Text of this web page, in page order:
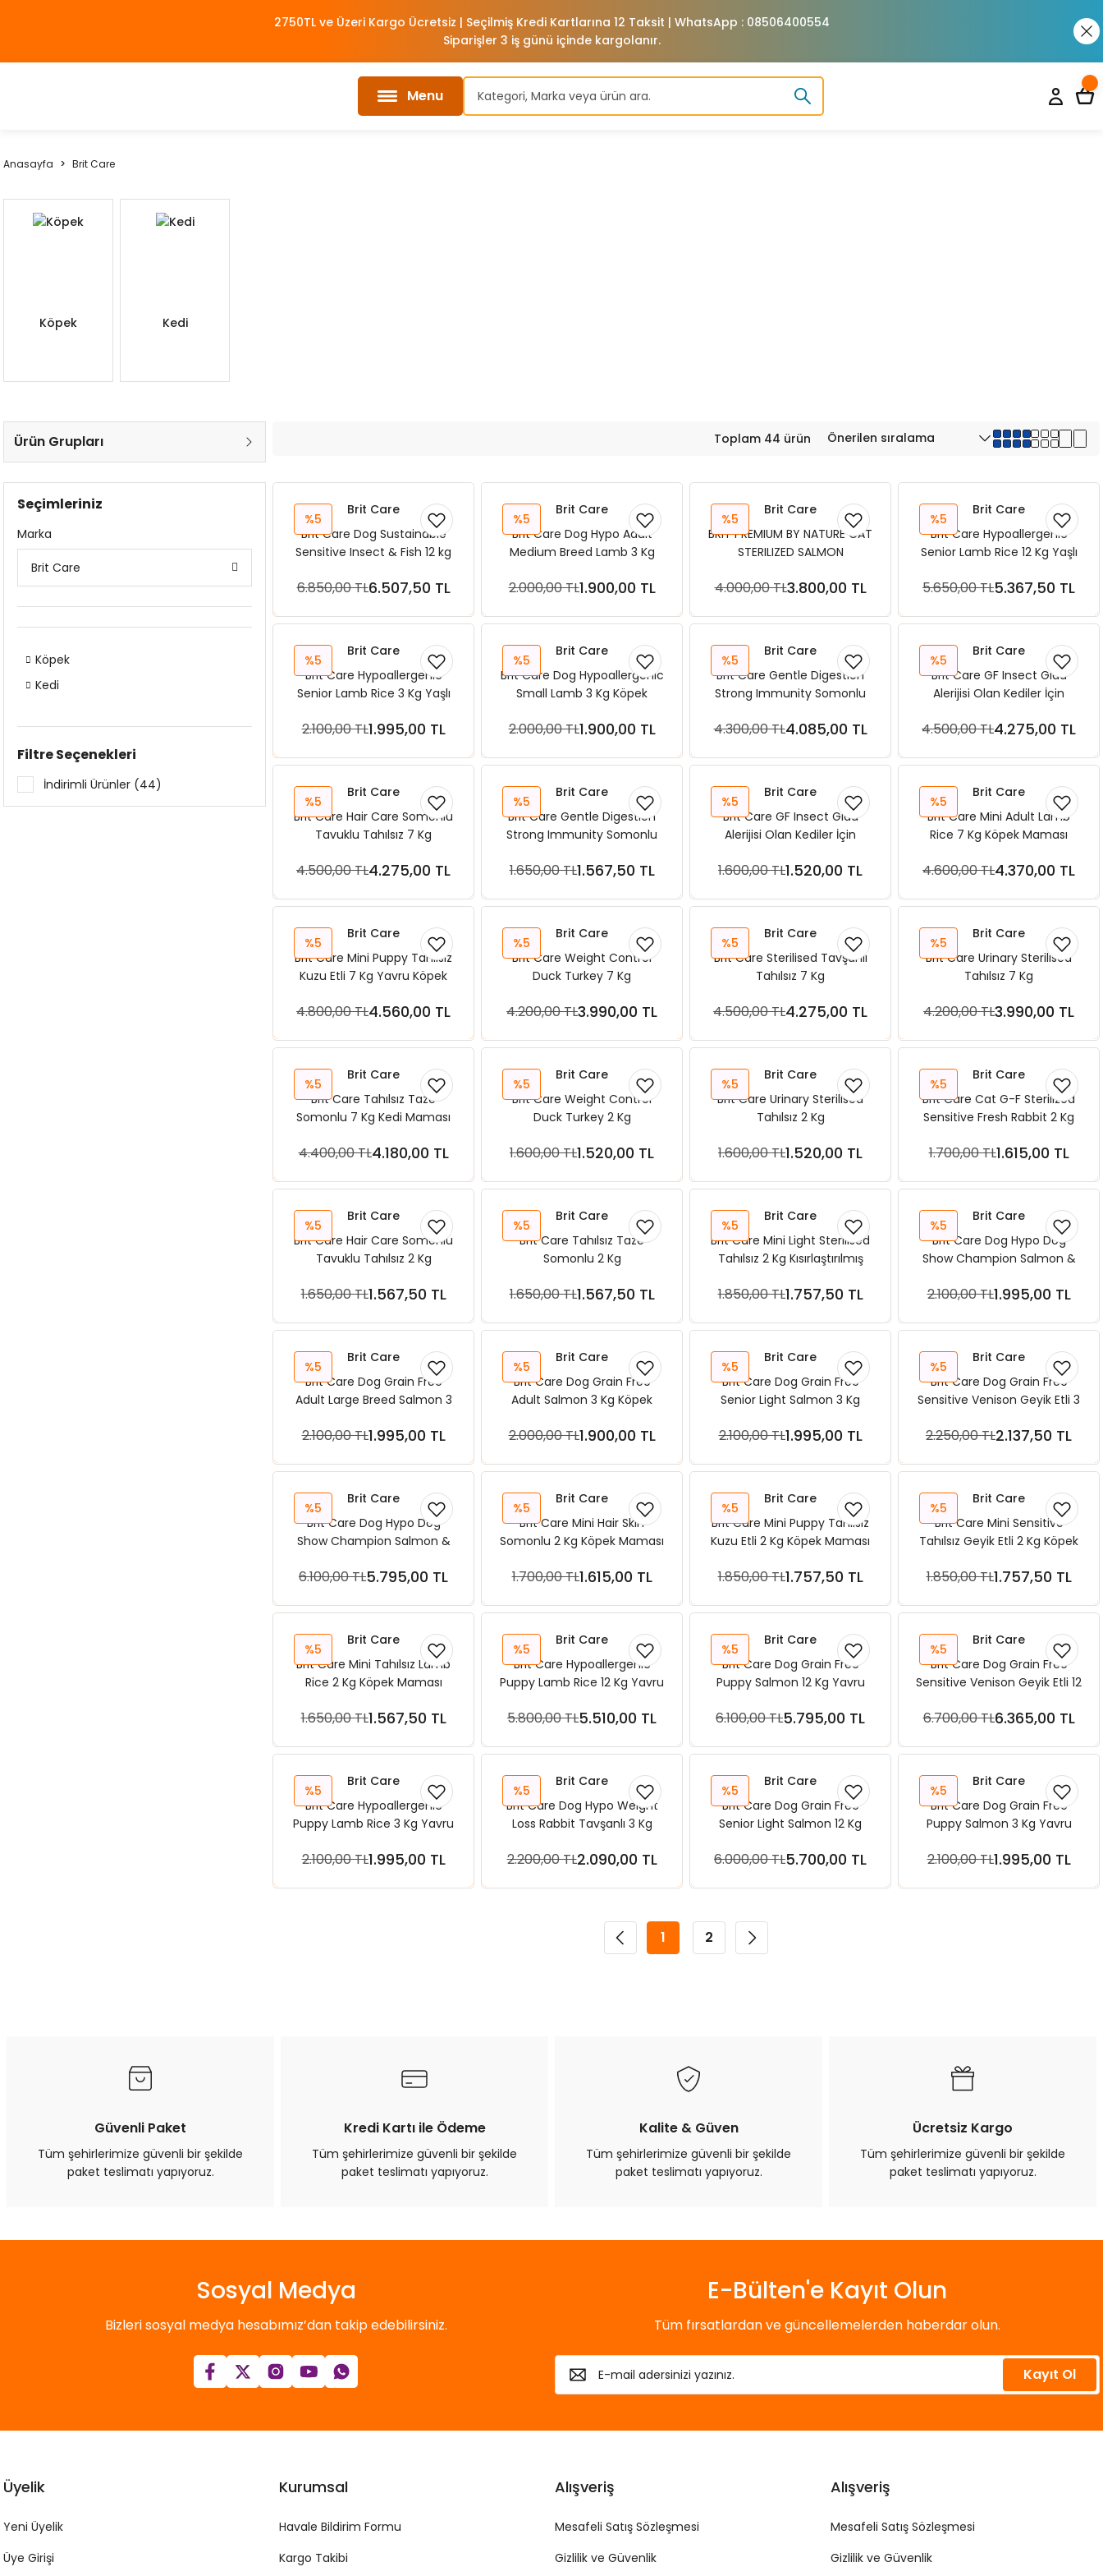
2750TL ve Üzeri Kargo Ücretsiz | Seçilmiş Kredi Kartlarına 12 Taksit | WhatsApp : 08506400554
Siparişler 3 iş günü içinde kargolanır.
Menu
Anasayfa Brit Care
Köpek Kedi
Ürün Grupları
Seçimleriniz
Marka
Brit Care
Köpek
Kedi
Filtre Seçenekleri
İndirimli Ürünler (44)
Toplam 44 ürün
%5
Brit Care
Brit Care Dog Sustainable
Sensitive Insect & Fish 12 kg
6.850,00 TL6.507,50 TL
Sepete Ekle
%5
Brit Care
Brit Care Dog Hypo Adult
Medium Breed Lamb 3 Kg
2.000,00 TL1.900,00 TL
Sepete Ekle
%5
Brit Care
BRIT PREMIUM BY NATURE CAT
STERILIZED SALMON
4.000,00 TL3.800,00 TL
Sepete Ekle
%5
Brit Care
Brit Care Hypoallergenic
Senior Lamb Rice 12 Kg Yaşlı
5.650,00 TL5.367,50 TL
Sepete Ekle
%5
Brit Care
Brit Care Hypoallergenic
Senior Lamb Rice 3 Kg Yaşlı
2.100,00 TL1.995,00 TL
Sepete Ekle
%5
Brit Care
Brit Care Dog Hypoallergenic
Small Lamb 3 Kg Köpek
2.000,00 TL1.900,00 TL
Sepete Ekle
%5
Brit Care
Brit Care Gentle Digestion
Strong Immunity Somonlu
kg
4.300,00 TL4.085,00 TL
Sepete Ekle
%5
Brit Care
Brit Care GF Insect Gıda
Alerijisi Olan Kediler İçin
4.500,00 TL4.275,00 TL
Sepete Ekle
%5
Brit Care
Brit Care Hair Care Somonlu
Tavuklu Tahılsız 7 Kg
4.500,00 TL4.275,00 TL
Sepete Ekle
%5
Brit Care
Brit Care Gentle Digestion
Strong Immunity Somonlu
Kg
1.650,00 TL1.567,50 TL
Sepete Ekle
%5
Brit Care
Brit Care GF Insect Gıda
Alerijisi Olan Kediler İçin
1.600,00 TL1.520,00 TL
Sepete Ekle
%5
Brit Care
Brit Care Mini Adult Lamb
Rice 7 Kg Köpek Maması
4.600,00 TL4.370,00 TL
Sepete Ekle
%5
Brit Care
Brit Care Mini Puppy Tahılsız
Kuzu Etli 7 Kg Yavru Köpek
4.800,00 TL4.560,00 TL
Sepete Ekle
%5
Brit Care
Brit Care Weight Control
Duck Turkey 7 Kg
4.200,00 TL3.990,00 TL
Sepete Ekle
%5
Brit Care
Brit Care Sterilised Tavşanlı
Tahılsız 7 Kg
4.500,00 TL4.275,00 TL
Sepete Ekle
%5
Brit Care
Brit Care Urinary Sterilised
Tahılsız 7 Kg
4.200,00 TL3.990,00 TL
Sepete Ekle
%5
Brit Care
Brit Care Tahılsız Taze
Somonlu 7 Kg Kedi Maması
4.400,00 TL4.180,00 TL
Sepete Ekle
%5
Brit Care
Brit Care Weight Control
Duck Turkey 2 Kg
1.600,00 TL1.520,00 TL
Sepete Ekle
%5
Brit Care
Brit Care Urinary Sterilised
Tahılsız 2 Kg
1.600,00 TL1.520,00 TL
Sepete Ekle
%5
Brit Care
Brit Care Cat G-F Sterilized
Sensitive Fresh Rabbit 2 Kg
1.700,00 TL1.615,00 TL
Sepete Ekle
%5
Brit Care
Brit Care Hair Care Somonlu
Tavuklu Tahılsız 2 Kg
1.650,00 TL1.567,50 TL
Sepete Ekle
%5
Brit Care
Brit Care Tahılsız Taze
Somonlu 2 Kg
1.650,00 TL1.567,50 TL
Sepete Ekle
%5
Brit Care
Brit Care Mini Light Sterilised
Tahılsız 2 Kg Kısırlaştırılmış
1.850,00 TL1.757,50 TL
Sepete Ekle
%5
Brit Care
Brit Care Dog Hypo Dog
Show Champion Salmon &
2.100,00 TL1.995,00 TL
Sepete Ekle
%5
Brit Care
Brit Care Dog Grain Free
Adult Large Breed Salmon 3
2.100,00 TL1.995,00 TL
Sepete Ekle
%5
Brit Care
Brit Care Dog Grain Free
Adult Salmon 3 Kg Köpek
2.000,00 TL1.900,00 TL
Sepete Ekle
%5
Brit Care
Brit Care Dog Grain Free
Senior Light Salmon 3 Kg
2.100,00 TL1.995,00 TL
Sepete Ekle
%5
Brit Care
Brit Care Dog Grain Free
Sensitive Venison Geyik Etli 3
2.250,00 TL2.137,50 TL
Sepete Ekle
%5
Brit Care
Brit Care Dog Hypo Dog
Show Champion Salmon &
6.100,00 TL5.795,00 TL
Sepete Ekle
%5
Brit Care
Brit Care Mini Hair Skin
Somonlu 2 Kg Köpek Maması
1.700,00 TL1.615,00 TL
Sepete Ekle
%5
Brit Care
Brit Care Mini Puppy Tahılsız
Kuzu Etli 2 Kg Köpek Maması
1.850,00 TL1.757,50 TL
Sepete Ekle
%5
Brit Care
Brit Care Mini Sensitive
Tahılsız Geyik Etli 2 Kg Köpek
1.850,00 TL1.757,50 TL
Sepete Ekle
%5
Brit Care
Brit Care Mini Tahılsız Lamb
Rice 2 Kg Köpek Maması
1.650,00 TL1.567,50 TL
Sepete Ekle
%5
Brit Care
Brit Care Hypoallergenic
Puppy Lamb Rice 12 Kg Yavru
5.800,00 TL5.510,00 TL
Sepete Ekle
%5
Brit Care
Brit Care Dog Grain Free
Puppy Salmon 12 Kg Yavru
6.100,00 TL5.795,00 TL
Sepete Ekle
%5
Brit Care
Brit Care Dog Grain Free
Sensitive Venison Geyik Etli 12
6.700,00 TL6.365,00 TL
Sepete Ekle
%5
Brit Care
Brit Care Hypoallergenic
Puppy Lamb Rice 3 Kg Yavru
2.100,00 TL1.995,00 TL
Sepete Ekle
%5
Brit Care
Brit Care Dog Hypo Weight
Loss Rabbit Tavşanlı 3 Kg
2.200,00 TL2.090,00 TL
Sepete Ekle
%5
Brit Care
Brit Care Dog Grain Free
Senior Light Salmon 12 Kg
6.000,00 TL5.700,00 TL
Sepete Ekle
%5
Brit Care
Brit Care Dog Grain Free
Puppy Salmon 3 Kg Yavru
2.100,00 TL1.995,00 TL
Sepete Ekle
1 2
Güvenli Paket
Tüm şehirlerimize güvenli bir şekilde
paket teslimatı yapıyoruz.
Kredi Kartı ile Ödeme
Tüm şehirlerimize güvenli bir şekilde
paket teslimatı yapıyoruz.
Kalite & Güven
Tüm şehirlerimize güvenli bir şekilde
paket teslimatı yapıyoruz.
Ücretsiz Kargo
Tüm şehirlerimize güvenli bir şekilde
paket teslimatı yapıyoruz.
Sosyal Medya
Bizleri sosyal medya hesabımız’dan takip edebilirsiniz.
E-Bülten'e Kayıt Olun
Tüm fırsatlardan ve güncellemelerden haberdar olun.
Kayıt Ol
Üyelik
Yeni Üyelik
Üye Girişi
Kurumsal
Havale Bildirim Formu
Kargo Takibi
Alışveriş
Mesafeli Satış Sözleşmesi
Gizlilik ve Güvenlik
Alışveriş
Mesafeli Satış Sözleşmesi
Gizlilik ve Güvenlik